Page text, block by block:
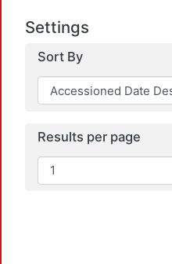
Settings
Sort By
Results per page